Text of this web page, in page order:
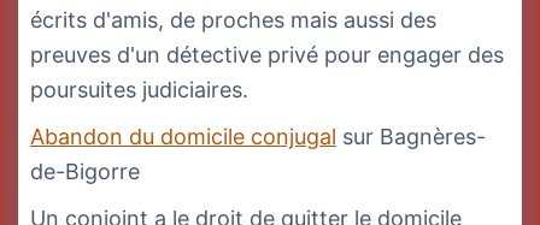
écrits d'amis, de proches mais aussi des
preuves d'un détective privé pour engager des
poursuites judiciaires.
Abandon du domicile conjugal sur Bagnères-
de-Bigorre
Un conjoint a le droit de quitter le domicile